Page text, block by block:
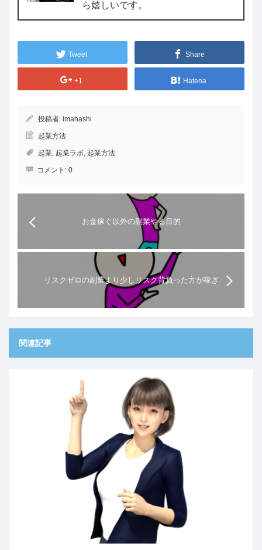
ら嬉しいです。
Tweet Share
+1 Hatena
投稿者: imahashi
起業方法
起業, 起業ラボ, 起業方法
コメント: 0
お金稼ぐ以外の副業やる目的
リスクゼロの副業より少しリスク背負った方が稼ぎ
やすい3個の理由
関連記事